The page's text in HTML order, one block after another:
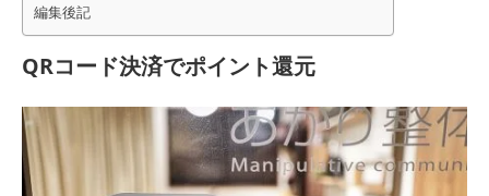
編集後記
QRコード決済でポイント還元